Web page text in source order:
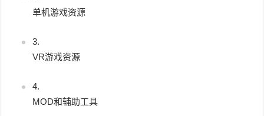
单机游戏资源
VR游戏资源
MOD和辅助工具